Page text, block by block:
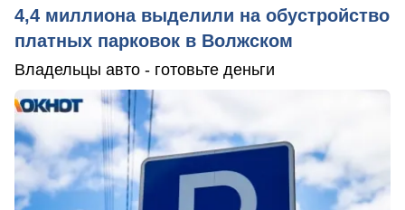
4,4 миллиона выделили на обустройство
платных парковок в Волжском
Владельцы авто - готовьте деньги